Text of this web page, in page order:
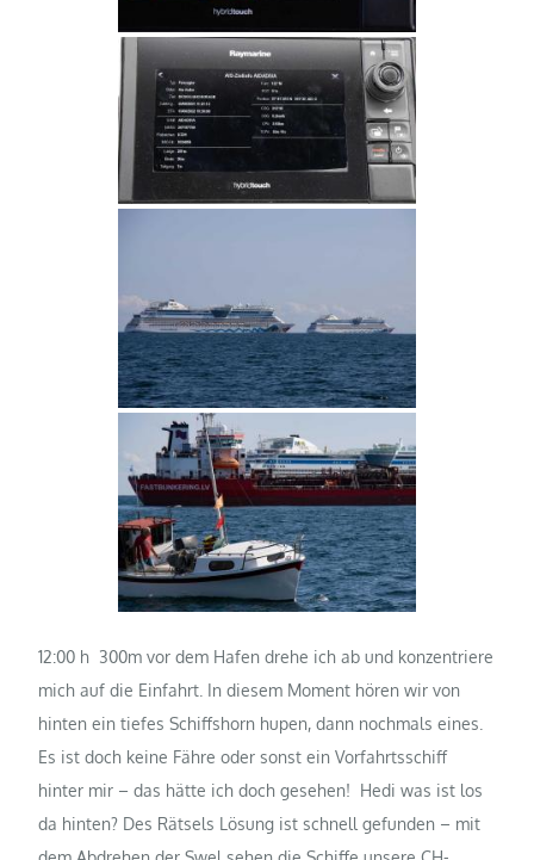
12:00 h 300m vor dem Hafen drehe ich ab und konzentriere
mich auf die Einfahrt. In diesem Moment hören wir von
hinten ein tiefes Schiffshorn hupen, dann nochmals eines.
Es ist doch keine Fähre oder sonst ein Vorfahrtsschiff
hinter mir – das hätte ich doch gesehen! Hedi was ist los
da hinten? Des Rätsels Lösung ist schnell gefunden – mit